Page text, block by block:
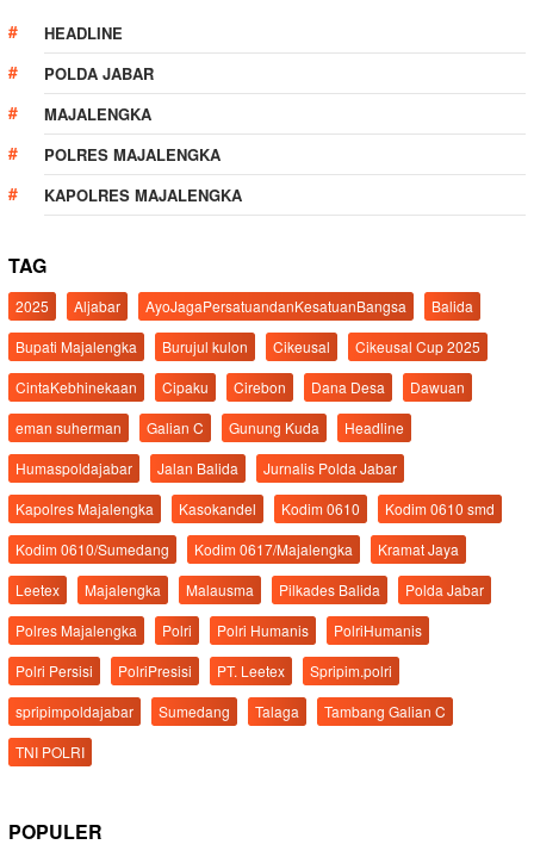
HEADLINE
POLDA JABAR
MAJALENGKA
POLRES MAJALENGKA
KAPOLRES MAJALENGKA
TAG
2025 Aljabar AyoJagaPersatuandanKesatuanBangsa
Balida
Bupati Majalengka
Burujul kulon Cikeusal
Cikeusal Cup 2025
CintaKebhinekaan
Cipaku Cirebon Dana Desa
Dawuan
eman suherman
Galian C Gunung Kuda
Headline
Humaspoldajabar
Jalan Balida
Jurnalis Polda Jabar
Kapolres Majalengka
Kasokandel Kodim 0610
Kodim 0610 smd
Kodim 0610/Sumedang
Kodim 0617/Majalengka
Kramat Jaya
Leetex
Majalengka Malausma Pilkades Balida
Polda Jabar
Polres Majalengka
Polri Polri Humanis
PolriHumanis
Polri Persisi
PolriPresisi PT. Leetex
Spripim.polri
spripimpoldajabar
Sumedang Talaga
Tambang Galian C
TNI POLRI
POPULER